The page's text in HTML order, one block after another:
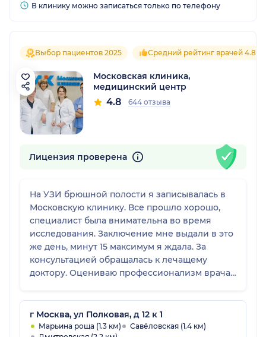
В клинику можно записаться только по телефону
Выбор пациентов 2025 Средний рейтинг врачей 4.8
Московская клиника,
медицинский центр
4.8 644 отзыва
Лицензия проверена
На УЗИ брюшной полости я записывалась в
Московскую клинику. Все прошло хорошо,
специалист была внимательна во время
исследования. Заключение мне выдали в это
же день, минут 15 максимум я ждала. За
консультацией обращалась к лечащему
доктору. Оцениваю профессионализм врача
состоялся вовремя.
г Москва, ул Полковая, д 12 к 1
Марьина роща (1.3 км)
Савёловская (1.4 км)